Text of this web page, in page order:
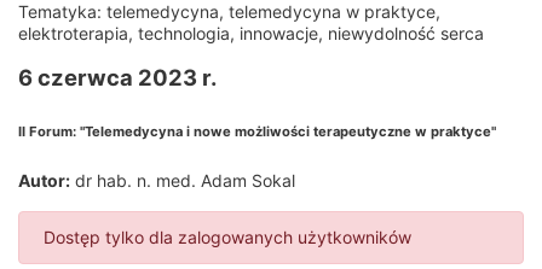
Tematyka: telemedycyna, telemedycyna w praktyce,
elektroterapia, technologia, innowacje, niewydolność serca
6 czerwca 2023 r.
II Forum: "Telemedycyna i nowe możliwości terapeutyczne w praktyce"
Autor: dr hab. n. med. Adam Sokal
Dostęp tylko dla zalogowanych użytkowników